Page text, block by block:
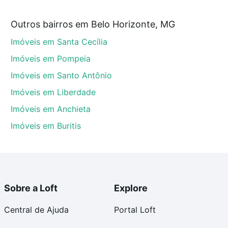
que custam a partir de R$ 0 e com nossas
dos custos envolvidos no processo de compra,
sonhos com segurança e conforto. Loft, com você
Outros bairros em Belo Horizonte, MG
Imóveis em Santa Cecília
Imóveis em Pompeia
Imóveis em Santo Antônio
Imóveis em Liberdade
Imóveis em Anchieta
Imóveis em Buritis
Sobre a Loft
Central de Ajuda
Explore
Portal Loft